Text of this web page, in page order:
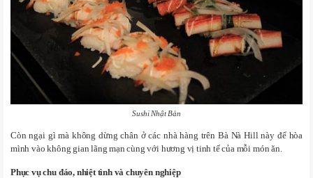
Sushi Nhật Bản
Còn ngại gì mà không dừng chân ở các nhà hàng trên Bà Nà Hill này để hòa
mình vào không gian lãng mạn cùng với hương vị tinh tế của mỗi món ăn.
Phục vụ chu đáo, nhiệt tình và chuyên nghiệp